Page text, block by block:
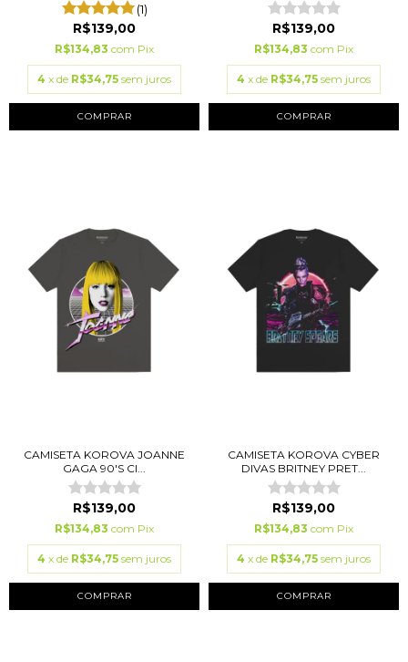
(1)
R$139,00
R$134,83 com Pix
4 x de R$34,75 sem juros
COMPRAR
R$139,00
R$134,83 com Pix
4 x de R$34,75 sem juros
COMPRAR
CAMISETA KOROVA JOANNE
GAGA 90'S CI...
R$139,00
R$134,83 com Pix
4 x de R$34,75 sem juros
COMPRAR
CAMISETA KOROVA CYBER
DIVAS BRITNEY PRET...
R$139,00
R$134,83 com Pix
4 x de R$34,75 sem juros
COMPRAR